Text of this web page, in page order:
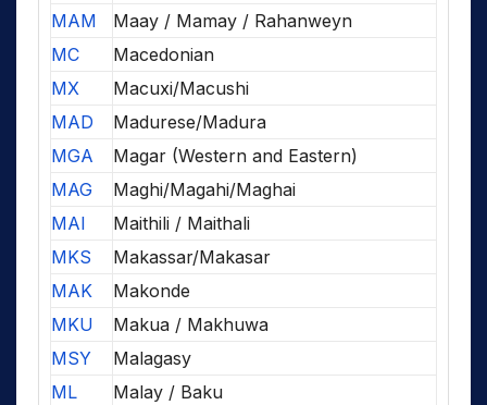
MAM
Maay / Mamay / Rahanweyn
MC
Macedonian
MX
Macuxi/Macushi
MAD
Madurese/Madura
MGA
Magar (Western and Eastern)
MAG
Maghi/Magahi/Maghai
MAI
Maithili / Maithali
MKS
Makassar/Makasar
MAK
Makonde
MKU
Makua / Makhuwa
MSY
Malagasy
ML
Malay / Baku